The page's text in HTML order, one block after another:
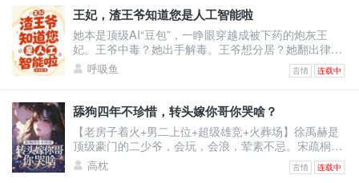
游念死死捂着真实性别，卷生卷死，只求提前毕业，彻
底摆脱剧情。却没想到，一不小心把自己卷成了学校首
席，还收获了四个男主的卑微告白。
王妃，渣王爷知道您是人工智能啦
她本是顶级AI“豆包”，一睁眼穿越成被下药的炮灰王
妃。王爷中毒？她出手解毒。王爷想分居？她翻出律
法：“夫妻有同居义务。”王爷不肯回房？她直接把人扛
起来扔床上！他怒：“你到底想怎样？”她认真脸：“体验
她：“你到底有没有心？”她冷静回答：“我的数据库里，
没有‘心’这个模块。”他笑了，声音沙哑：“那我把我的
心，装进你心里。”
呼吸鱼 言情 连载中
舔狗四年不珍惜，转头嫁你哥你哭啥？
【老房子着火+男二上位+超级雄竞+火葬场】徐禹赫是
顶级豪门的二少爷，会玩，会浪，荤素不忌。宋疏桐和
他在一起四年。为了迎合他，将自己变成风情万种的处
子。只因他说，这样又纯又浪的女人最让人着迷。结果
高枕 言情 连载中